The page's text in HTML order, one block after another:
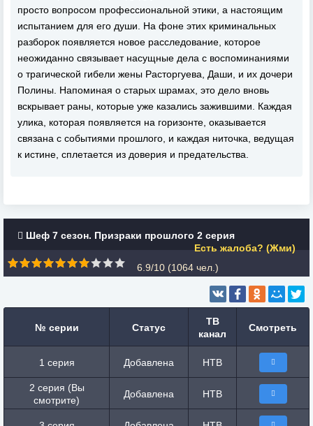
просто вопросом профессиональной этики, а настоящим
испытанием для его души. На фоне этих криминальных
разборок появляется новое расследование, которое
неожиданно связывает насущные дела с воспоминаниями
о трагической гибели жены Расторгуева, Даши, и их дочери
Полины. Напоминая о старых шрамах, это дело вновь
вскрывает раны, которые уже казались зажившими. Каждая
улика, которая появляется на горизонте, оказывается
связана с событиями прошлого, и каждая ниточка, ведущая
к истине, сплетается из доверия и предательства.
Шеф 7 сезон. Призраки прошлого 2 серия
Есть жалоба? (Жми)
6.9/10 (1064 чел.)
№ серии Статус
ТВ
канал
Смотреть
1 серия Добавлена НТВ
2 серия (Вы
смотрите)
Добавлена НТВ